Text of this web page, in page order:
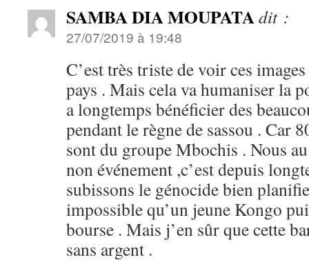
SAMBA DIA MOUPATAdit :
27/07/2019 à 19:48
C’est très triste de voir ces
pays . Mais cela va humaniser la
a longtemps bénéficier des
pendant le règne de sassou . Car
sont du groupe Mbochis . Nous
non événement ,c’est depuis
subissons le génocide bien
impossible qu’un jeune Kongo
bourse . Mais j’en sûr que cette
sans argent .